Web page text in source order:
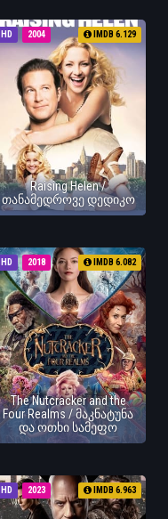
HD 2004 IMDB 6.129
Raising Helen /
თანამედროვე დედიკო
HD 2018 IMDB 6.082
The Nutcracker and the
Four Realms / მაკნატუნა
და ოთხი სამეფო
HD 2023 IMDB 6.963